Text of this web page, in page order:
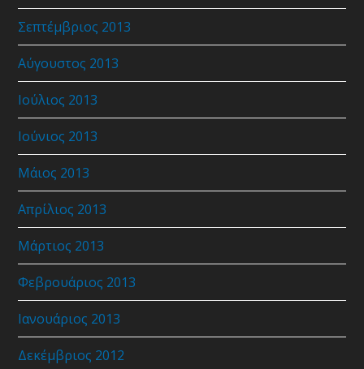
Σεπτέμβριος 2013
Αύγουστος 2013
Ιούλιος 2013
Ιούνιος 2013
Μάιος 2013
Απρίλιος 2013
Μάρτιος 2013
Φεβρουάριος 2013
Ιανουάριος 2013
Δεκέμβριος 2012